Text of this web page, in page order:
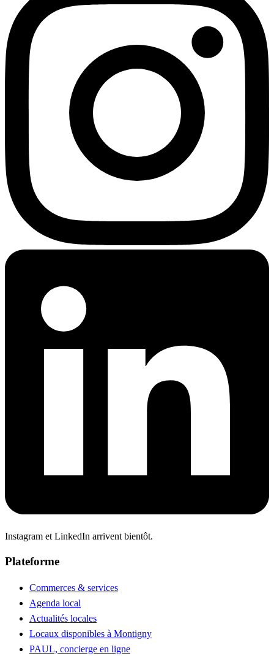
Instagram et LinkedIn arrivent bientôt.
Plateforme
Commerces & services
Agenda local
Actualités locales
Locaux disponibles à Montigny
PAUL, concierge en ligne